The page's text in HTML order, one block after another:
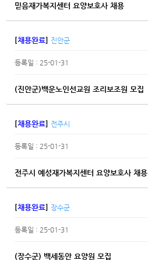
믿음재가복지센터 요양보호사 채용
[채용완료] 진안군
등록일 : 25-01-31
(진안군)백운노인선교원 조리보조원 모집
[채용완료] 전주시
등록일 : 25-01-31
전주시 예성재가복지센터 요양보호사 채용
[채용완료] 장수군
등록일 : 25-01-31
(장수군) 백세동안 요양원 모집